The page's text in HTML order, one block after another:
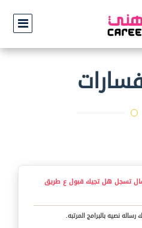
تسجل هل تجيك قبول ع طريق
نصيه بالبرامج المرتبه.